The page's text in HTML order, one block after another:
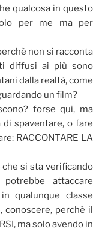
qualcosa in questo
per me ma per
non si racconta
diffusi ai più sono
dalla realtà, come
un film?
forse qui, ma
spaventare, o fare
RACCONTARE LA
si sta verificando
attaccare
qualunque classe
conoscere, perchè il
ma solo avendo in